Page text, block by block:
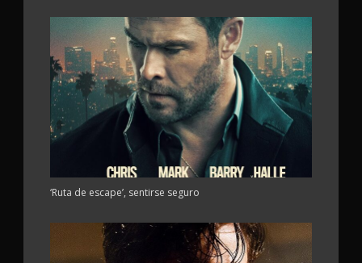
‘Ruta de escape’, sentirse seguro